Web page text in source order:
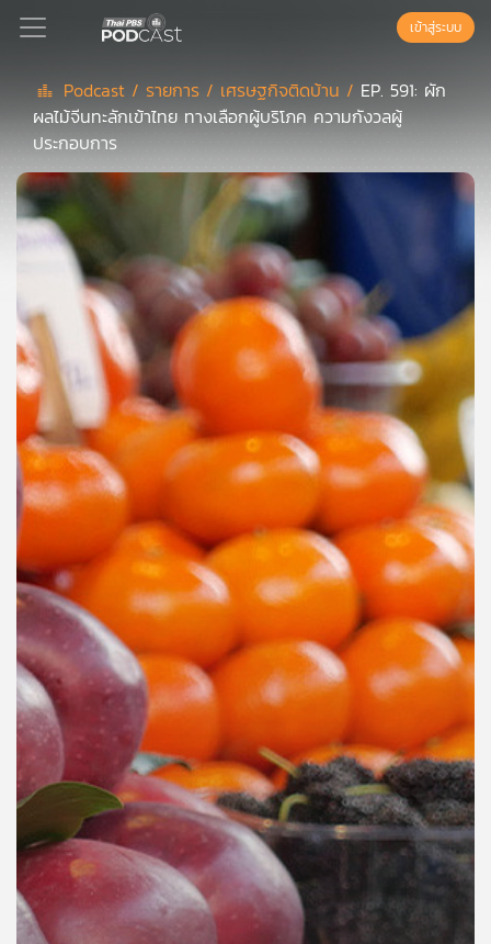
Podcast
เพล
ย์
เพล
ย์
สต์
ของ
คุณ
เพลง
บทความ
ข่าว
และ
กิจกรรม
เกี่ยว
กับ
เรา
เข้าสู่ระบบ
Podcast / รายการ / เศรษฐกิจติดบ้าน / EP. 591: ผัก
ผลไม้จีนทะลักเข้าไทย ทางเลือกผู้บริโภค ความกังวลผู้
ประกอบการ